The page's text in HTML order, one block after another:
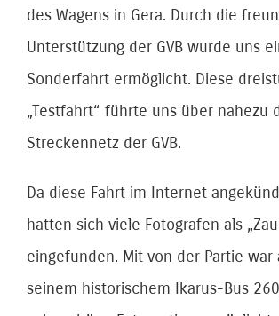
des Wagens in Gera. Durch die
Unterstützung der GVB wurde uns
Sonderfahrt ermöglicht. Diese
„Testfahrt“ führte uns über nahezu
Streckennetz der GVB.
Da diese Fahrt im Internet
hatten sich viele Fotografen als
eingefunden. Mit von der Partie war
seinem historischem Ikarus-Bus